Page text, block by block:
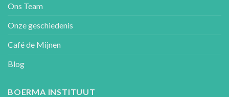
Ons Team
Onze geschiedenis
Café de Mijnen
Blog
BOERMA INSTITUUT